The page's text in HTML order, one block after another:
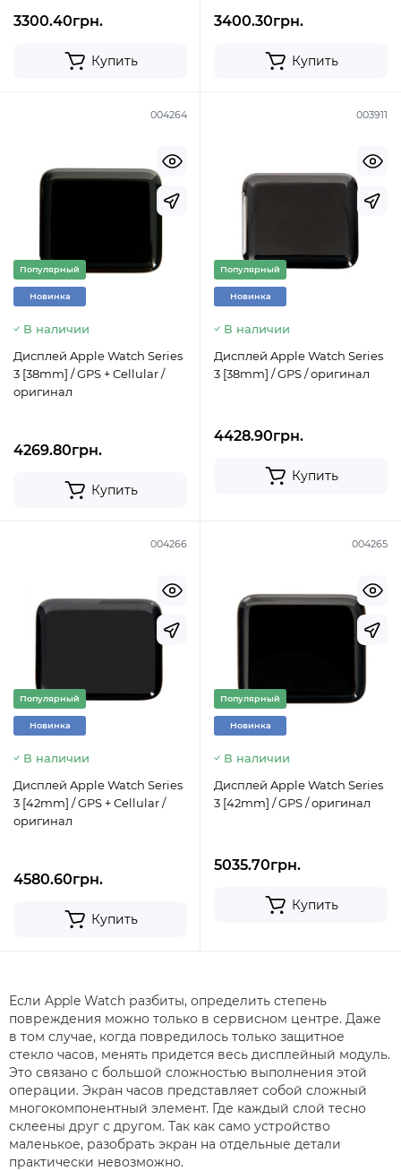
3300.40грн.
Купить
3400.30грн.
Купить
004264
Популярный
Новинка
В наличии
Дисплей Apple Watch Series
3 [38mm] / GPS + Cellular /
оригинал
4269.80грн.
Купить
003911
Популярный
Новинка
В наличии
Дисплей Apple Watch Series
3 [38mm] / GPS / оригинал
4428.90грн.
Купить
004266
Популярный
Новинка
В наличии
Дисплей Apple Watch Series
3 [42mm] / GPS + Cellular /
оригинал
4580.60грн.
Купить
004265
Популярный
Новинка
В наличии
Дисплей Apple Watch Series
3 [42mm] / GPS / оригинал
5035.70грн.
Купить
Если Apple Watch разбиты, определить степень
повреждения можно только в сервисном центре. Даже
в том случае, когда повредилось только защитное
стекло часов, менять придется весь дисплейный модуль.
Это связано с большой сложностью выполнения этой
операции. Экран часов представляет собой сложный
многокомпонентный элемент. Где каждый слой тесно
склеены друг с другом. Так как само устройство
маленькое, разобрать экран на отдельные детали
практически невозможно.